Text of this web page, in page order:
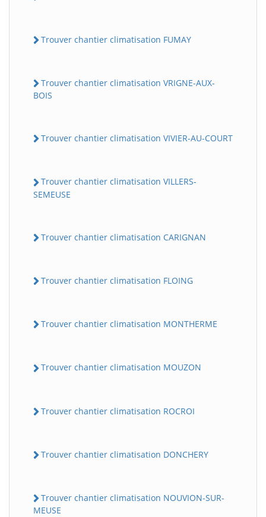
Trouver chantier climatisation FUMAY
Trouver chantier climatisation VRIGNE-AUX-
BOIS
Trouver chantier climatisation VIVIER-AU-COURT
Trouver chantier climatisation VILLERS-
SEMEUSE
Trouver chantier climatisation CARIGNAN
Trouver chantier climatisation FLOING
Trouver chantier climatisation MONTHERME
Trouver chantier climatisation MOUZON
Trouver chantier climatisation ROCROI
Trouver chantier climatisation DONCHERY
Trouver chantier climatisation NOUVION-SUR-
MEUSE